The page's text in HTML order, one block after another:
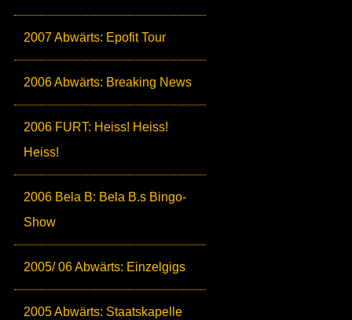
2007 Abwärts: Epofit Tour
2006 Abwärts: Breaking News
2006 FURT: Heiss! Heiss!
Heiss!
2006 Bela B: Bela B.s Bingo-
Show
2005/ 06 Abwärts: Einzelgigs
2005 Abwärts: Staatskapelle